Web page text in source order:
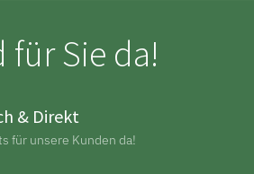
für Sie da!
& Direkt
für unsere Kunden da!